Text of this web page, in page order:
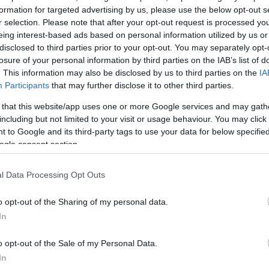
for targeted advertising by us, please use the below opt-out
selection. Please note that after your opt-out request is processed
interest-based ads based on personal information utilized by us
to third parties prior to your opt-out. You may separately
of your personal information by third parties on the IAB’s list of
This information may also be disclosed by us to third parties on the
Participants that may further disclose it to other third parties.
that this website/app uses one or more Google services and may
but not limited to your visit or usage behaviour. You may
to Google and its third-party tags to use your data for below
consent section.
Data Processing Opt Outs
opt-out of the Sharing of my personal data.
opt-out of the Sale of my Personal Data.
άνοδος για τοαμερικανικού αργού WTI,
εκπλήρωσης να διαπραγματεύονται σήμερα
με κέρδη που ξεπερνούν το 2%, μετά από
τιςδηλώσεις του Αμερικανού προέδρου
την απόφαση των Ηνωμένων Αραβικών
ΟΠΕΚ θεωρώντας ότι είναι μια κίνηση που θα
τιμές του πετρελαίου. Δεσμεύτηκε επίσης να
στο Ιράν μέχρι να επιτευχθεί συμφωνία για τα
συνεχιστεί και κατηγόρησαν τον Τραμπ
την Τεχεράνη σε υποταγή μέσω οικονομικής
αποσταθεροποίησης.